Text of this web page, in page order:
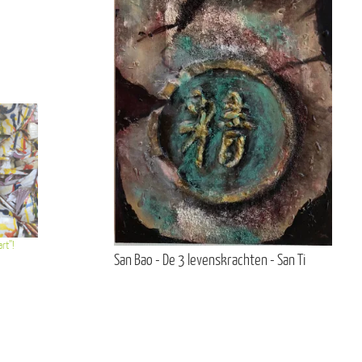
San Bao - De 3 levenskrachten - San Ti